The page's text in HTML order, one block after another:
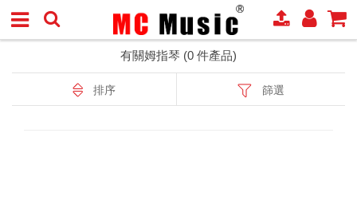
有關姆指琴 (0 件產品)
排序 篩選